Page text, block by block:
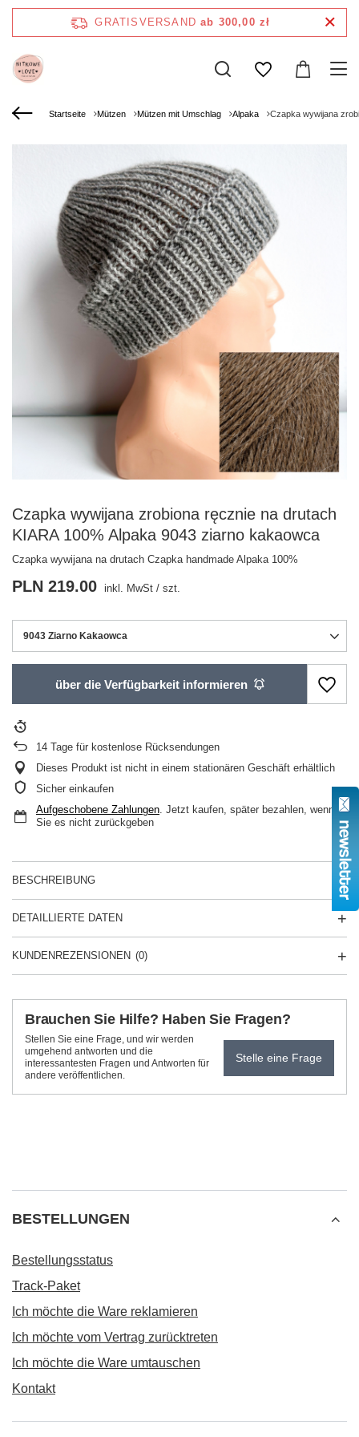
GRATISVERSAND ab 300,00 zł
Startseite Mützen Mützen mit Umschlag Alpaka Czapka wywijana
Czapka wywijana zrobiona ręcznie na drutach
KIARA 100% Alpaka 9043 ziarno kakaowca
Czapka wywijana na drutach Czapka handmade Alpaka 100%
9043 Ziarno Kakaowca
PLN 219.00 inkl. MwSt / szt.
über die Verfügbarkeit informieren
14 Tage für kostenlose Rücksendungen
Dieses Produkt ist nicht in einem stationären Geschäft erhältlich
Sicher einkaufen
Aufgeschobene Zahlungen. Jetzt kaufen, später bezahlen, wenn
Sie es nicht zurückgeben
BESCHREIBUNG
DETAILLIERTE DATEN
KUNDENREZENSIONEN (0)
Brauchen Sie Hilfe? Haben Sie Fragen?
Stellen Sie eine Frage, und wir werden
umgehend antworten und die
interessantesten Fragen und Antworten für
andere veröffentlichen.
Stelle eine Frage
BESTELLUNGEN
Bestellungsstatus
Track-Paket
Ich möchte die Ware reklamieren
Ich möchte vom Vertrag zurücktreten
Ich möchte die Ware umtauschen
Kontakt